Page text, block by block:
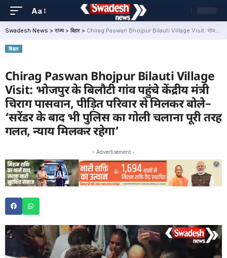
Aa
Swadesh News > राज्य> बिहार > Chirag Paswan Bhojpur Bilauti Village Visit: भोजपुर के बिलौटी गांव पहुंचे केंद्रीय मंत्री चिराग पासवान, पीड़ित परिवार से मिलकर बोले– ‘सरेंडर के बाद भी पुलिस का गोली चलाना पूरी तरह गलत, न्याय मिलकर रहेगा’
बिहार
Chirag Paswan Bhojpur Bilauti Village
Visit: भोजपुर के बिलौटी गांव पहुंचे केंद्रीय मंत्री
चिराग पासवान, पीड़ित परिवार से मिलकर बोले–
‘सरेंडर के बाद भी पुलिस का गोली चलाना पूरी तरह
गलत, न्याय मिलकर रहेगा’
- Advertisement -